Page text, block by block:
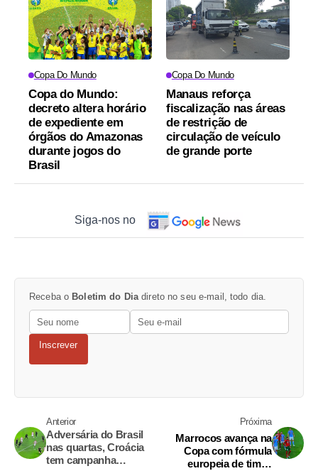
Copa Do Mundo
Copa do Mundo:
decreto altera horário
de expediente em
órgãos do Amazonas
durante jogos do
Brasil
Copa Do Mundo
Manaus reforça
fiscalização nas áreas
de restrição de
circulação de veículo
de grande porte
Siga-nos no
Receba o Boletim do Dia direto no seu e-mail, todo dia.
Inscrever
Anterior
Adversária do Brasil
nas quartas, Croácia
tem campanha
Próxima
Marrocos avança na
Copa com fórmula
europeia de times